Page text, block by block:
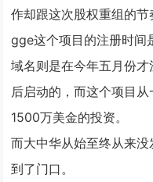
作却跟这次股权重组的节
gge这个项目的注册时间
域名则是在今年五月份
后启动的，而这个项目
1500万美金的投资。
而大中华从始至终从来
到了门口。